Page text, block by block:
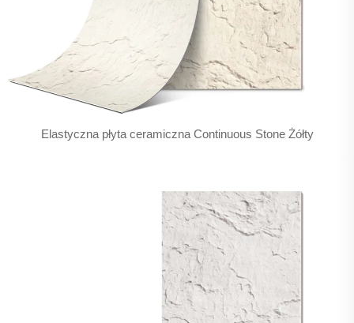
Elastyczna płyta ceramiczna Continuous Stone Żółty